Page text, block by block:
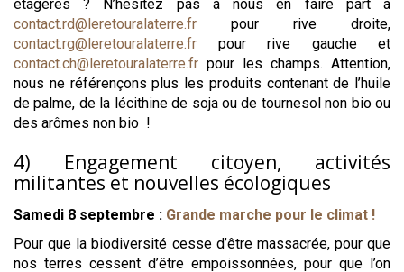
étagères ? N’hésitez pas à nous en faire part à
contact.rd@leretouralaterre.fr pour rive droite,
contact.rg@leretouralaterre.fr pour rive gauche et
contact.ch@leretouralaterre.fr pour les champs. Attention,
nous ne référençons plus les produits contenant de l’huile
de palme, de la lécithine de soja ou de tournesol non bio ou
des arômes non bio !
4) Engagement citoyen, activités
militantes et nouvelles écologiques
Samedi 8 septembre : Grande marche pour le climat !
Pour que la biodiversité cesse d’être massacrée, pour que
nos terres cessent d’être empoissonnées, pour que l’on